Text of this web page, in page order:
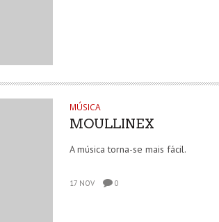
MÚSICA
MOULLINEX
A música torna-se mais fácil.
17 NOV 0